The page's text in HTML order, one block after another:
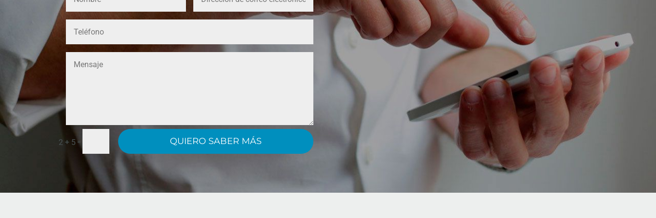
2 + 5= QUIERO SABER MÁS